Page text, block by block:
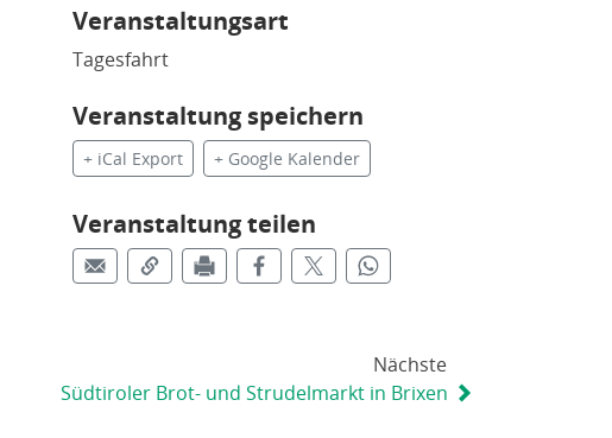
Veranstaltungsart
Tagesfahrt
Veranstaltung speichern
+ iCal Export + Google Kalender
Veranstaltung teilen
Nächste
Südtiroler Brot- und Strudelmarkt in Brixen